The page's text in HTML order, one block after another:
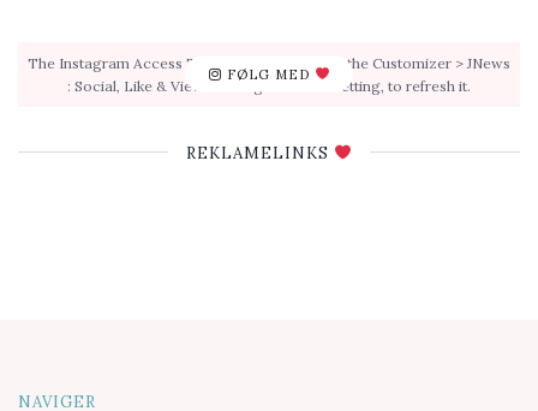
FØLG MED
The Instagram Access Token is expired, Go to the Customizer > JNews
: Social, Like & View > Instagram Feed Setting, to refresh it.
REKLAMELINKS
NAVIGER